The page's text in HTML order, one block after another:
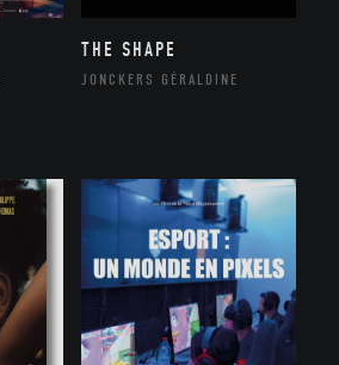
THE SHAPE
JONCKERS GÉRALDINE